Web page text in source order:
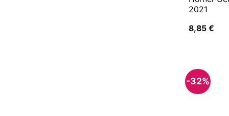
2021
8,85€
-32%